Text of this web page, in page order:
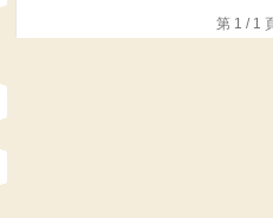
第 1 /